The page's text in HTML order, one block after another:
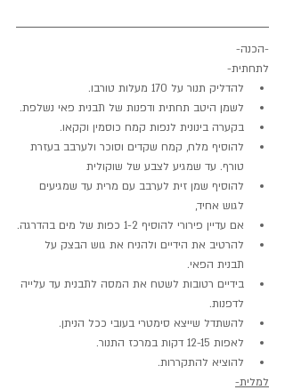
-הכנה-
לתחתית-
להדליק תנור על 170 מעלות טורבו.
לשמן היטב תחתית ודפנות של תבנית פאי נשלפת.
בקערה בינונית לנפות קמח כוסמין וקקאו.
להוסיף מלח, קמח שקדים וסוכר ולערבב בעזרת
טורף. עד שמגיע לצבע של שוקולית
להוסיף שמן זית לערבב עם מרית עד שמגיעים
לגוש אחיד,
אם עדיין פירורי להוסיף 1-2 כפות של מים בהדרגה.
להרטיב את הידיים ולהניח את גוש הבצק על
תבנית הפאי.
בידיים רטובות לשטח את המסה לתבנית עד עלייה
לדפנות.
להשתדל שייצא סימטרי בעובי ככל הניתן.
לאפות 12-15 דקות במרכז התנור.
להוציא להתקררות.
למלית-